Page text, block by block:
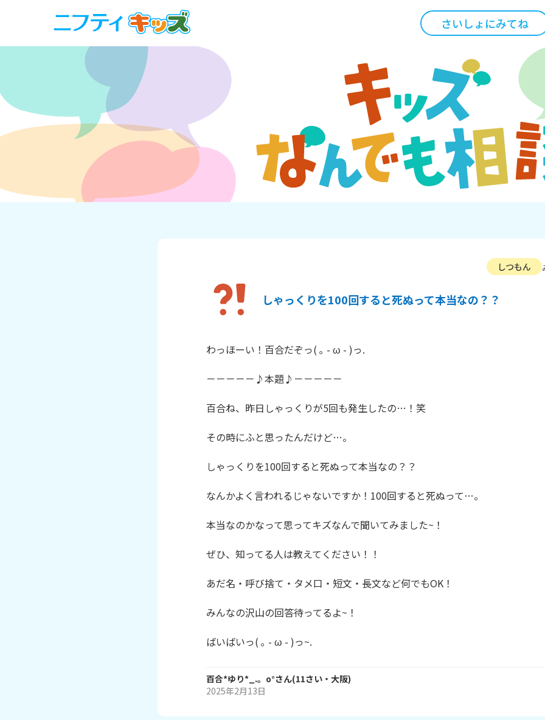
さいしょにみてね
しつもん
しゃっくりを100回すると死ぬって本当なの？？
わっほーい！百合だぞっ( ｡ - ω - )っ.
－－－－－♪本題♪－－－－－
百合ね、昨日しゃっくりが5回も発生したの…！笑
その時にふと思ったんだけど…。
しゃっくりを100回すると死ぬって本当なの？？
なんかよく言われるじゃないですか！100回すると死ぬって…。
本当なのかなって思ってキズなんで聞いてみました~！
ぜひ、知ってる人は教えてください！！
あだ名・呼び捨て・タメ口・短文・長文など何でもOK！
みんなの沢山の回答待ってるよ~！
ばいばいっ( ｡ - ω - )っ~.
百合*ゆり*_.。o°さん(11さい・ 大阪)
2025年2月13日